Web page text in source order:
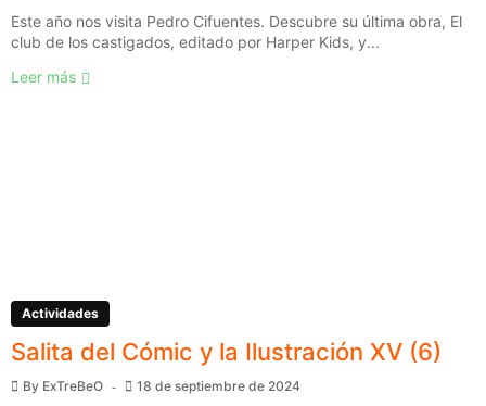
Este año nos visita Pedro Cifuentes. Descubre su última obra, El
club de los castigados, editado por Harper Kids, y...
Leer más
Actividades
Salita del Cómic y la Ilustración XV (6)
By ExTreBeO 18 de septiembre de 2024